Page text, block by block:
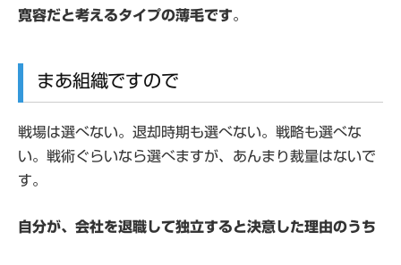
寛容だと考えるタイプの薄毛です。
まあ組織ですので
戦場は選べない。退却時期も選べない。戦略も選べな
い。戦術ぐらいなら選べますが、あんまり裁量はないで
す。
自分が、会社を退職して独立すると決意した理由のうち